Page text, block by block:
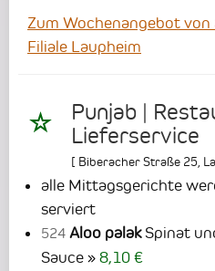
Zum Wochenangebot von
Filiale Laupheim
Punjab |
Lieferservice
[ Biberacher Straße 25
alle Mittagsgerichte
serviert
524 Aloo palakSpinat
Sauce
8,10 €